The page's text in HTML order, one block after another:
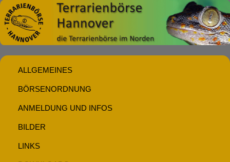
ALLGEMEINES
BÖRSENORDNUNG
ANMELDUNG UND INFOS
BILDER
LINKS